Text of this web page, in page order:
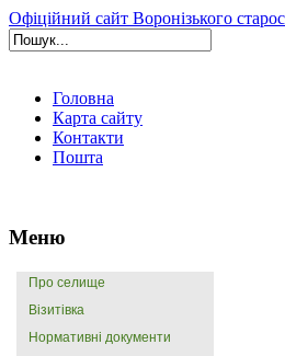
Офіційний сайт Воронізького
Головна
Карта сайту
Контакти
Пошта
Меню
Про селище
Візитівка
Нормативні документи